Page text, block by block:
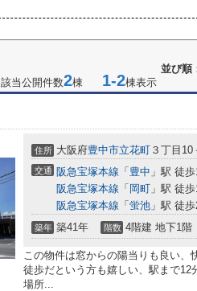
並び順
該当公開件数2棟 1-2棟表示
住所 大阪府豊中市立花町 ３丁目10
交通 阪急宝塚本線 「 豊中 」駅 徒
阪急宝塚本線 「 岡町 」駅 徒
阪急宝塚本線 「 蛍池 」駅 徒
築年 築41年 階数 4階建 地下1階
この物件は窓からの陽当りも良い、
徒歩だという方も嬉しい、駅まで12
場所...